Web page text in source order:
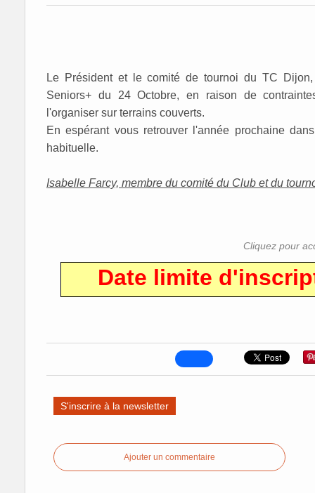
Le Président et le comité de tournoi du TC
Seniors+ du 24 Octobre, en raison de
l'organiser sur terrains couverts.
En espérant vous retrouver l'année prochaine
habituelle.
Isabelle Farcy, membre du comité du Club et du
Cliquez pour
Date limite
S'inscrire à la newsletter
Ajouter un commentaire